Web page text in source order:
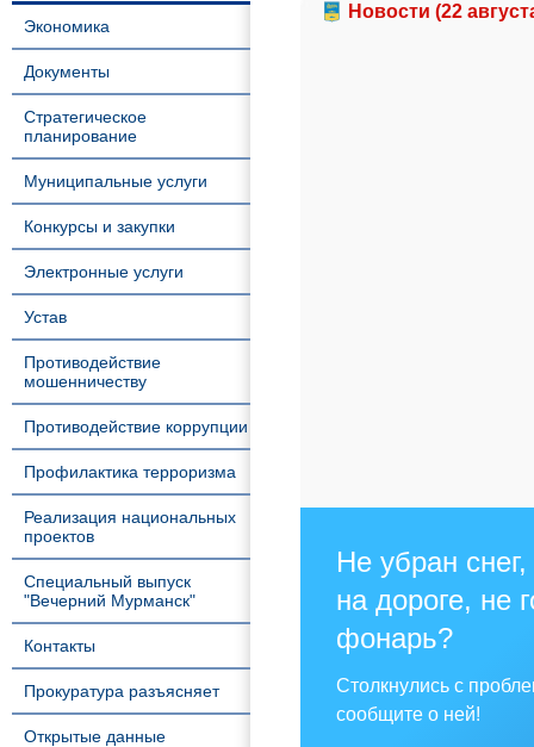
Экономика
Документы
Стратегическое
планирование
Муниципальные услуги
Конкурсы и закупки
Электронные услуги
Устав
Противодействие
мошенничеству
Противодействие коррупции
Профилактика терроризма
Реализация национальных
проектов
Специальный выпуск
"Вечерний Мурманск"
Контакты
Прокуратура разъясняет
Открытые данные
Новости (22
Не убран
на дороге, не
фонарь?
Столкнулись с
сообщите о ней!